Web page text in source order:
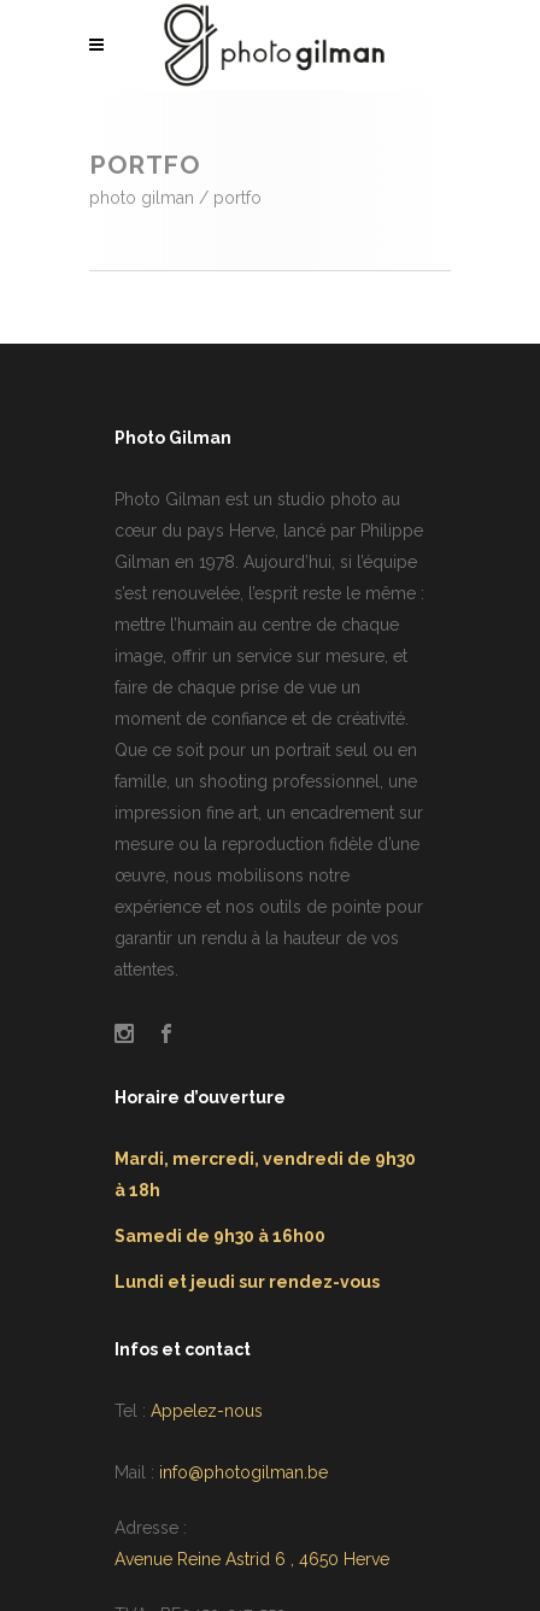
PORTFO
photo gilman / portfo
Photo Gilman
Photo Gilman est un studio photo au
cœur du pays Herve, lancé par Philippe
Gilman en 1978. Aujourd’hui, si l’équipe
s’est renouvelée, l’esprit reste le même :
mettre l’humain au centre de chaque
image, offrir un service sur mesure, et
faire de chaque prise de vue un
moment de confiance et de créativité.
Que ce soit pour un portrait seul ou en
famille, un shooting professionnel, une
impression fine art, un encadrement sur
mesure ou la reproduction fidèle d’une
œuvre, nous mobilisons notre
expérience et nos outils de pointe pour
garantir un rendu à la hauteur de vos
attentes.
Horaire d’ouverture
Mardi, mercredi, vendredi de 9h30
à 18h
Samedi de 9h30 à 16h00
Lundi et jeudi sur rendez-vous
Infos et contact
Tel : Appelez-nous
Mail : info@photogilman.be
Adresse :
Avenue Reine Astrid 6 , 4650 Herve